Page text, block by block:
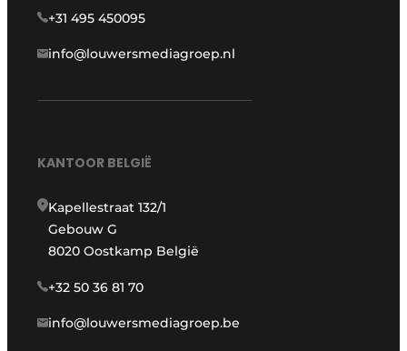
+31 495 450095
info@louwersmediagroep.nl
KANTOOR BELGIË
Kapellestraat 132/1
Gebouw G
8020 Oostkamp België
+32 50 36 81 70
info@louwersmediagroep.be